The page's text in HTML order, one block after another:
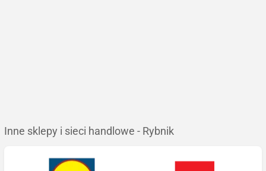
Inne sklepy i sieci handlowe - Rybnik